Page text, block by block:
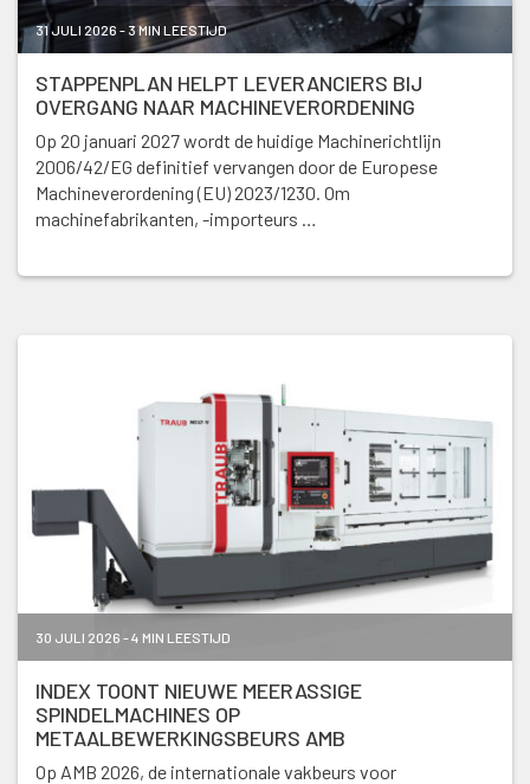
31 JULI 2026 - 3 MIN LEESTIJD
STAPPENPLAN HELPT LEVERANCIERS BIJ
OVERGANG NAAR MACHINEVERORDENING
Op 20 januari 2027 wordt de huidige Machinerichtlijn
2006/42/EG definitief vervangen door de Europese
Machineverordening (EU) 2023/1230. Om
machinefabrikanten, -importeurs …
30 JULI 2026 - 4 MIN LEESTIJD
INDEX TOONT NIEUWE MEERASSIGE
SPINDELMACHINES OP
METAALBEWERKINGSBEURS AMB
Op AMB 2026, de internationale vakbeurs voor